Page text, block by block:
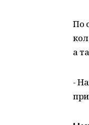
По
а
-